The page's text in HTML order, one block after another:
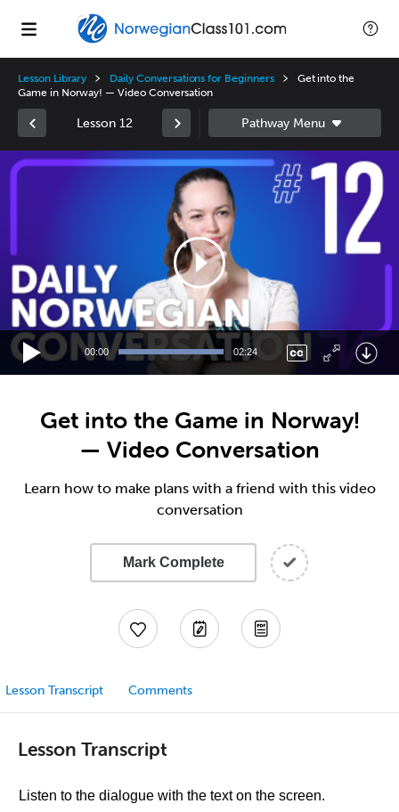
Lesson Library Daily Conversations for Beginners
Get into the
Game in Norway! — Video Conversation
Lesson 12
Video
Player
00:00 02:24
Get into the Game in Norway!
— Video Conversation
Learn how to make plans with a friend with this video
conversation
Mark Complete
Lesson Transcript Comments
Lesson Transcript
Listen to the dialogue with the text on the screen.